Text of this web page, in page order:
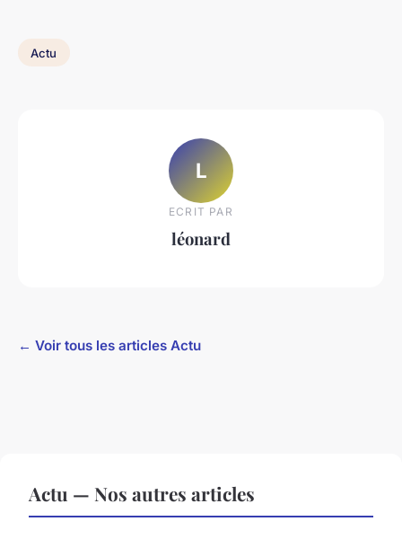
Actu
L
ECRIT PAR
léonard
← Voir tous les articles Actu
Actu — Nos autres articles